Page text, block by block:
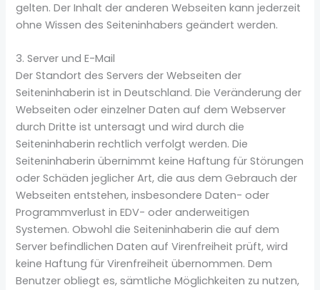
gelten. Der Inhalt der anderen Webseiten kann jederzeit
ohne Wissen des Seiteninhabers geändert werden.
3. Server und E-Mail
Der Standort des Servers der Webseiten der
Seiteninhaberin ist in Deutschland. Die Veränderung der
Webseiten oder einzelner Daten auf dem Webserver
durch Dritte ist untersagt und wird durch die
Seiteninhaberin rechtlich verfolgt werden. Die
Seiteninhaberin übernimmt keine Haftung für Störungen
oder Schäden jeglicher Art, die aus dem Gebrauch der
Webseiten entstehen, insbesondere Daten- oder
Programmverlust in EDV- oder anderweitigen
Systemen. Obwohl die Seiteninhaberin die auf dem
Server befindlichen Daten auf Virenfreiheit prüft, wird
keine Haftung für Virenfreiheit übernommen. Dem
Benutzer obliegt es, sämtliche Möglichkeiten zu nutzen,